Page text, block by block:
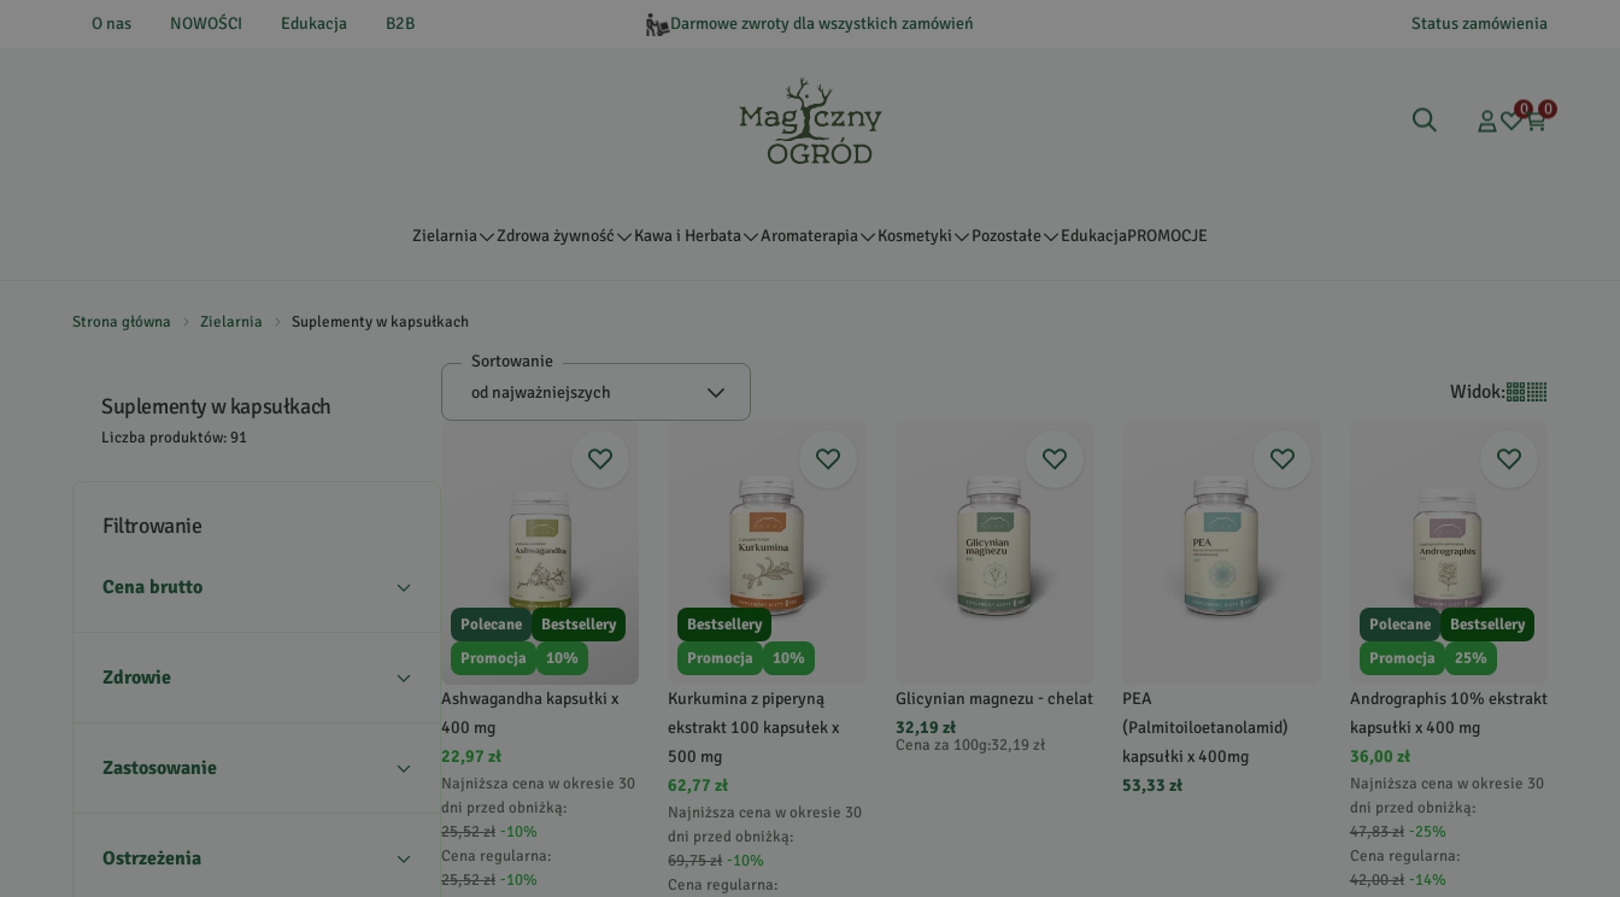
O nas NOWOŚCI Edukacja B2B Darmowe zwroty dla wszystkich zamówień Status zamówienia
0 0
Zielarnia Zdrowa żywność Kawa i Herbata Aromaterapia Kosmetyki Pozostałe EdukacjaPROMOCJE
Strona główna Zielarnia Suplementy w kapsułkach
Suplementy w kapsułkach
Liczba produktów: 91
Filtrowanie
Cena brutto
Zdrowie
Zastosowanie
Ostrzeżenia
Sortowanie
Widok:
Polecane
Bestsellery
Promocja
10%
Ashwagandha kapsułki x
400 mg
22,97 zł
Najniższa cena w okresie 30
dni przed obniżką:
25,52 zł -10%
Cena regularna:
25,52 zł -10%
Bestsellery
Promocja
10%
Kurkumina z piperyną
ekstrakt 100 kapsułek x
500 mg
62,77 zł
Najniższa cena w okresie 30
dni przed obniżką:
69,75 zł -10%
Cena regularna:
Glicynian magnezu - chelat
32,19 zł
Cena za 100g:32,19 zł
PEA
(Palmitoiloetanolamid)
kapsułki x 400mg
53,33 zł
Polecane
Bestsellery
Promocja
25%
Andrographis 10% ekstrakt
kapsułki x 400 mg
36,00 zł
Najniższa cena w okresie 30
dni przed obniżką:
47,83 zł -25%
Cena regularna:
42,00 zł -14%